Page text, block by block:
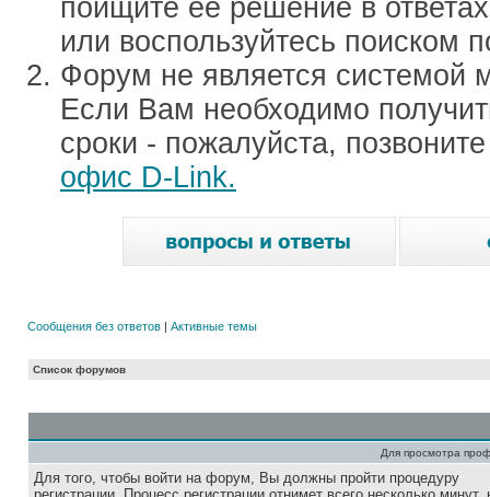
поищите ее решение в
или воспользуйтесь поиском
Форум не является системой
Если Вам необходимо
сроки - пожалуйста,
офис D-Link.
Сообщения без ответов | Активные темы
Список форумов
Для просмотра
Для того, чтобы войти на форум, Вы должны пройти процедуру